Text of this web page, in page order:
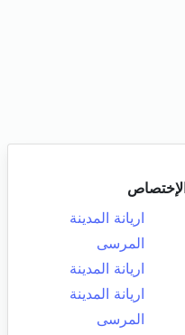
اريانة المدينة
المرسى
اريانة المدينة
اريانة المدينة
المرسى